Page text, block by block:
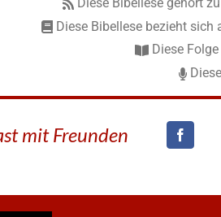
Diese Bibellese bezieht sich
Diese
mit Freunden